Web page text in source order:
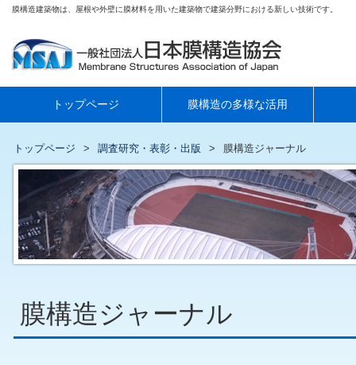
膜構造建築物は、屋根や外壁に膜材料を用いた建築物で建築分野における新しい技術です。
トップページ 膜構造の多様な活用
トップページ 調査研究・表彰・出版 膜構造ジャーナル
膜構造ジャーナル